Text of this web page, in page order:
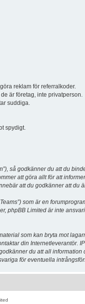
reklam för referralkoder.
är företag, inte privatperson.
suddiga.
spydigt.
så godkänner du att du
att göra allt för att
att du godkänner att du
som är en
phpBB Limited är inte
som kan bryta mot
din Internetleverantör.
du att all
för eventuella